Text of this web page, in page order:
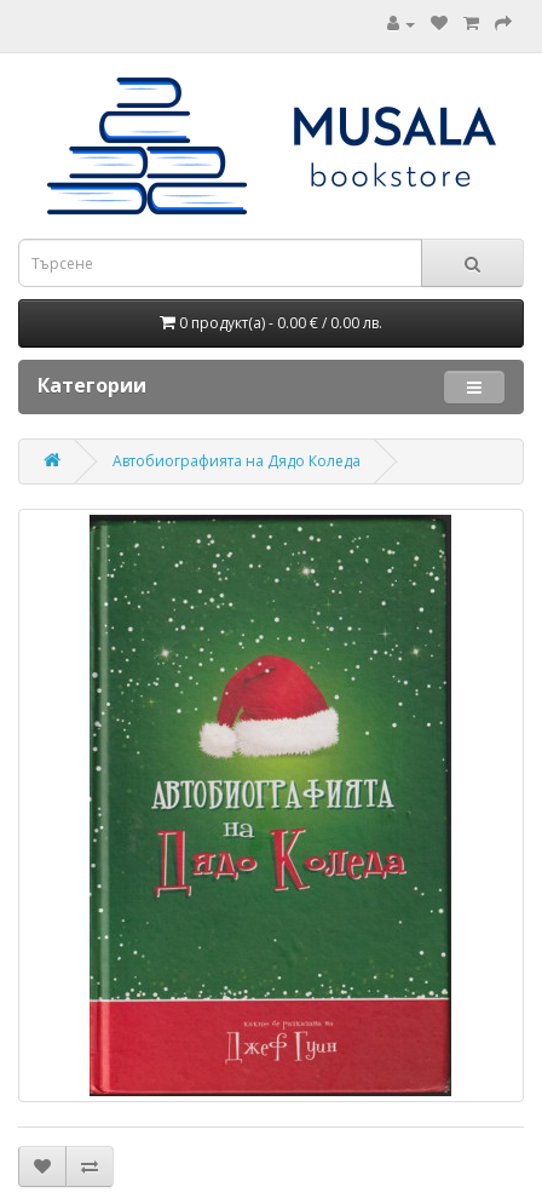
0 продукт(а) - 0.00 € / 0.00 лв.
Категории
Автобиографията на Дядо Коледа